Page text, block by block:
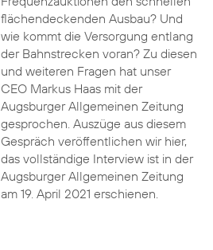
flächendeckenden Ausbau? Und
wie kommt die Versorgung entlang
der Bahnstrecken voran? Zu diesen
und weiteren Fragen hat unser
CEO Markus Haas mit der
Augsburger Allgemeinen Zeitung
gesprochen. Auszüge aus diesem
Gespräch veröffentlichen wir hier,
das vollständige Interview ist in der
Augsburger Allgemeinen Zeitung
am 19. April 2021 erschienen.